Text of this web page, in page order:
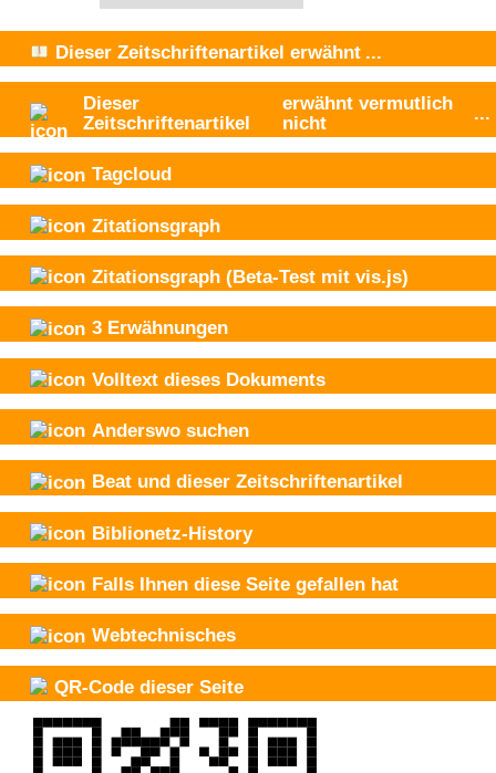
Dieser Zeitschriftenartikel erwähnt ...
Dieser
Zeitschriftenartikel
erwähnt vermutlich
nicht
...
Tagcloud
Zitationsgraph
Zitationsgraph (Beta-Test mit vis.js)
3 Erwähnungen
Volltext dieses Dokuments
Anderswo suchen
Beat und dieser Zeitschriftenartikel
Biblionetz-History
Falls Ihnen diese Seite gefallen hat
Webtechnisches
QR-Code dieser Seite